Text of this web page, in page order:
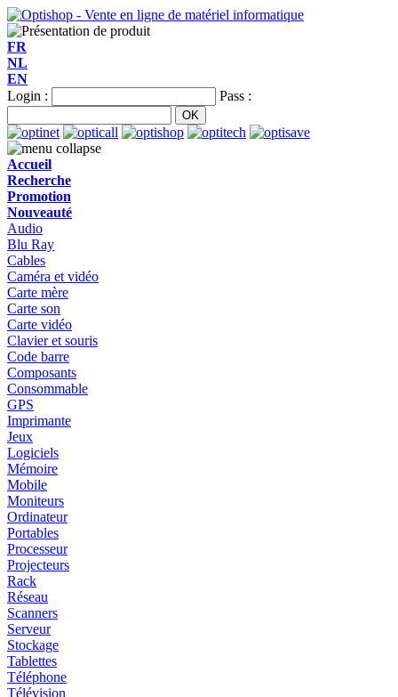
FR
NL
EN
Login :
Pass :
Accueil
Recherche
Promotion
Nouveauté
Audio
Blu Ray
Cables
Caméra et vidéo
Carte mère
Carte son
Carte vidéo
Clavier et souris
Code barre
Composants
Consommable
GPS
Imprimante
Jeux
Logiciels
Mémoire
Mobile
Moniteurs
Ordinateur
Portables
Processeur
Projecteurs
Rack
Réseau
Scanners
Serveur
Stockage
Tablettes
Téléphone
Télévision